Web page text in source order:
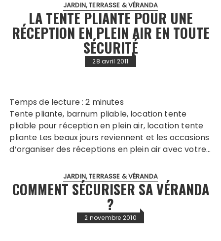
JARDIN, TERRASSE & VÉRANDA
LA TENTE PLIANTE POUR UNE
RÉCEPTION EN PLEIN AIR EN TOUTE
SÉCURITÉ
28 avril 2011
Temps de lecture :2 minutes
Tente pliante, barnum pliable, location tente
pliable pour réception en plein air, location tente
pliante Les beaux jours reviennent et les occasions
d’organiser des réceptions en plein air avec votre…
JARDIN, TERRASSE & VÉRANDA
COMMENT SÉCURISER SA VÉRANDA
?
2 novembre 2010